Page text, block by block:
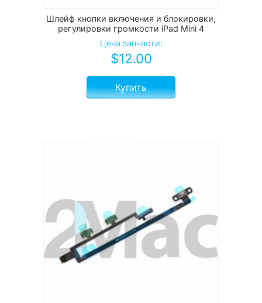
Шлейф кнопки включения и блокировки,
регулировки громкости iPad Mini 4
Цена запчасти:
$12.00
Купить